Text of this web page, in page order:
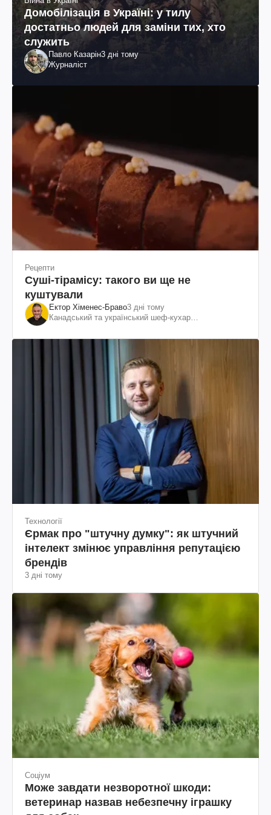
Домобілізація в Україні: у тилу
достатньо людей для заміни тих, хто
служить
Павло Казарін3 дні тому
Журналіст
Рецепти
Суші-тірамісу: такого ви ще не
куштували
Ектор Хіменес-Браво3 дні тому
Канадський та український шеф-кухар
Технології
Єрмак про "штучну думку": як штучний
інтелект змінює управління репутацією
брендів
3 дні тому
Соціум
Може завдати незворотної шкоди:
ветеринар назвав небезпечну іграшку